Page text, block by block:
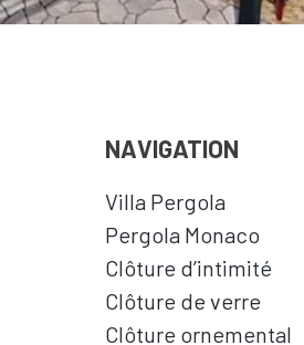
NAVIGATION
Villa Pergola
Pergola Monaco
Clôture d’intimité
Clôture de verre
Clôture ornemental